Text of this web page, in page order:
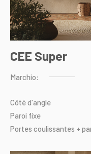
CEE Super
Marchio:
Côtéd'angle
Paroi fixe
Portes coulissantes +